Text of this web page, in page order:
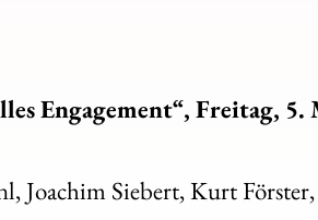
Engagement“, Freitag, 5.
Joachim Siebert, Kurt